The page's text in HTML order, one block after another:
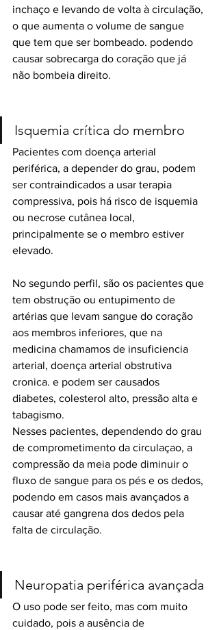
inchaço e levando de volta à circulação,
o que aumenta o volume de sangue
que tem que ser bombeado. podendo
causar sobrecarga do coração que já
não bombeia direito.
Isquemia crítica do membro
Pacientes com doença arterial
periférica, a depender do grau, podem
ser contraindicados a usar terapia
compressiva, pois há risco de isquemia
ou necrose cutânea local,
principalmente se o membro estiver
elevado.
No segundo perfil, são os pacientes que
tem obstrução ou entupimento de
artérias que levam sangue do coração
aos membros inferiores, que na
medicina chamamos de insuficiencia
arterial, doença arterial obstrutiva
cronica. e podem ser causados
diabetes, colesterol alto, pressão alta e
tabagismo.
Nesses pacientes, dependendo do grau
de comprometimento da circulaçao, a
compressão da meia pode diminuir o
fluxo de sangue para os pés e os dedos,
podendo em casos mais avançados a
causar até gangrena dos dedos pela
falta de circulação.
Neuropatia periférica avançada
O uso pode ser feito, mas com muito
cuidado, pois a ausência de